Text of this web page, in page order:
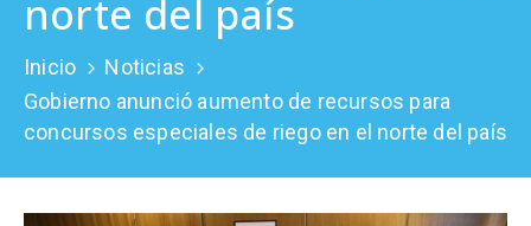
Prensa
norte del país
Inicio
Noticias
Gobierno anunció aumento de recursos para
concursos especiales de riego en el norte del país